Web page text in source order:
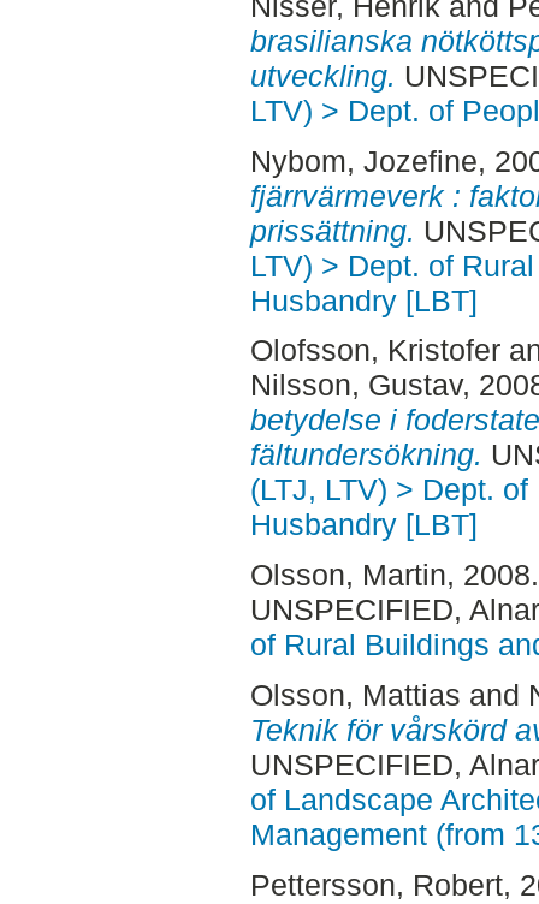
brasilianska
utveckling.
LTV) > Dept. of
Nybom, Jozefine,
fjärrvärmeverk :
prissättning.
LTV) > Dept. of
Husbandry [LBT]
Olofsson, Kristofer
Nilsson, Gustav,
betydelse i
fältundersökning.
(LTJ, LTV) > Dept.
Husbandry [LBT]
Olsson, Martin,
UNSPECIFIED,
of Rural Buildings
Olsson, Mattias and
Teknik för vårskörd
UNSPECIFIED,
of Landscape
Management (from
Pettersson, Robert,